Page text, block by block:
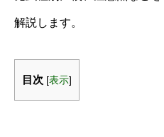
解説します。
目次 [表示]